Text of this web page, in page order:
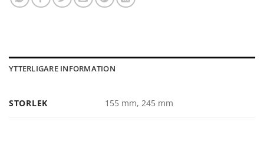
YTTERLIGARE INFORMATION
STORLEK 155 mm, 245 mm